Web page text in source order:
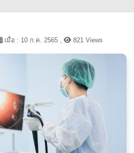
เมื่อ : 10 ก.ค. 2565 , 821 Views